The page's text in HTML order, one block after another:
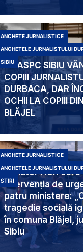
DGASPC SIBIU
COPIII
DURBACA, DAR
OCHII LA COPIII DIN
BLĂJEL
ANCHETE JURNALISTICE
ANCHETELE JURNALISTULUI
SIBIU
Senator AUR cere
intervenția de
patru ministere:
tragedie socială
în comuna Blăjel,
Sibiu
ANCHETE JURNALISTICE
ANCHETELE JURNALISTULUI
STIRI